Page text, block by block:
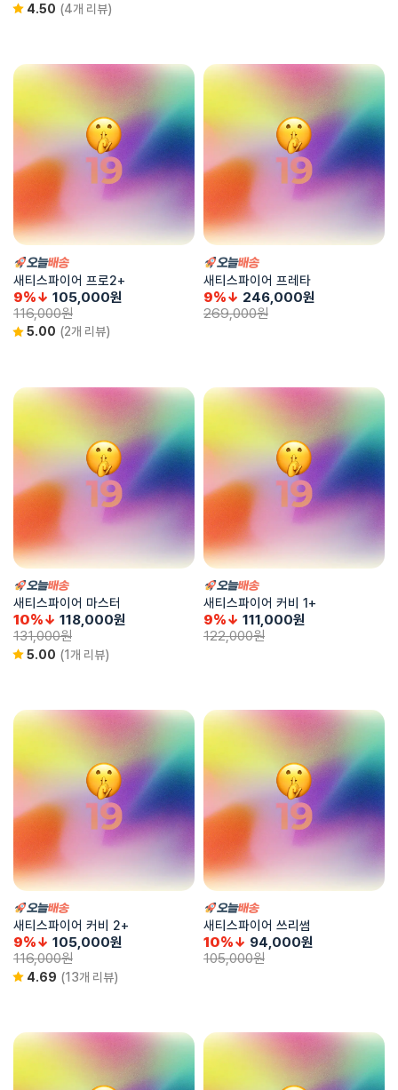
4.50 (4개 리뷰)
새티스파이어 프로2+
9%↓ 105,000원
116,000원
5.00 (2개 리뷰)
새티스파이어 프레타
9%↓ 246,000원
269,000원
새티스파이어 마스터
10%↓ 118,000원
131,000원
5.00 (1개 리뷰)
새티스파이어 커비 1+
9%↓ 111,000원
122,000원
새티스파이어 커비 2+
9%↓ 105,000원
116,000원
4.69 (13개 리뷰)
새티스파이어 쓰리썸
10%↓ 94,000원
105,000원